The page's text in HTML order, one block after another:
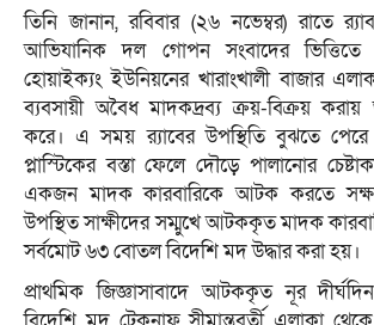
তিনি জানান, রবিবার (২৬ নভেম্বর) রাতে
আভিযানিক দল গোপন সংবাদের ভিত্তিতে
হোয়াইক্যং ইউনিয়নের খারাংখালী বাজার
ব্যবসায়ী অবৈধ মাদকদ্রব্য ক্রয়-বিক্রয় করায়
করে। এ সময় র‌্যাবের উপস্থিতি বুঝতে
প্লাস্টিকের বস্তা ফেলে দৌড়ে পালানোর
একজন মাদক কারবারিকে আটক করতে
উপস্থিত সাক্ষীদের সম্মুখে আটককৃত মাদক
সর্বমোট ৬৩ বোতল বিদেশি মদ উদ্ধার করা হয়।
প্রাথমিক জিজ্ঞাসাবাদে আটককৃত নূর